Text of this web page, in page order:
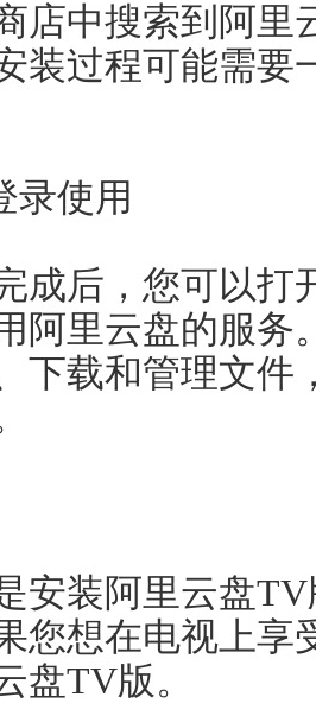
店中搜索到阿里
装过程可能需要
录使用
成后，您可以打
阿里云盘的服务
下载和管理文件
安装阿里云盘
您想在电视上享
盘TV版。